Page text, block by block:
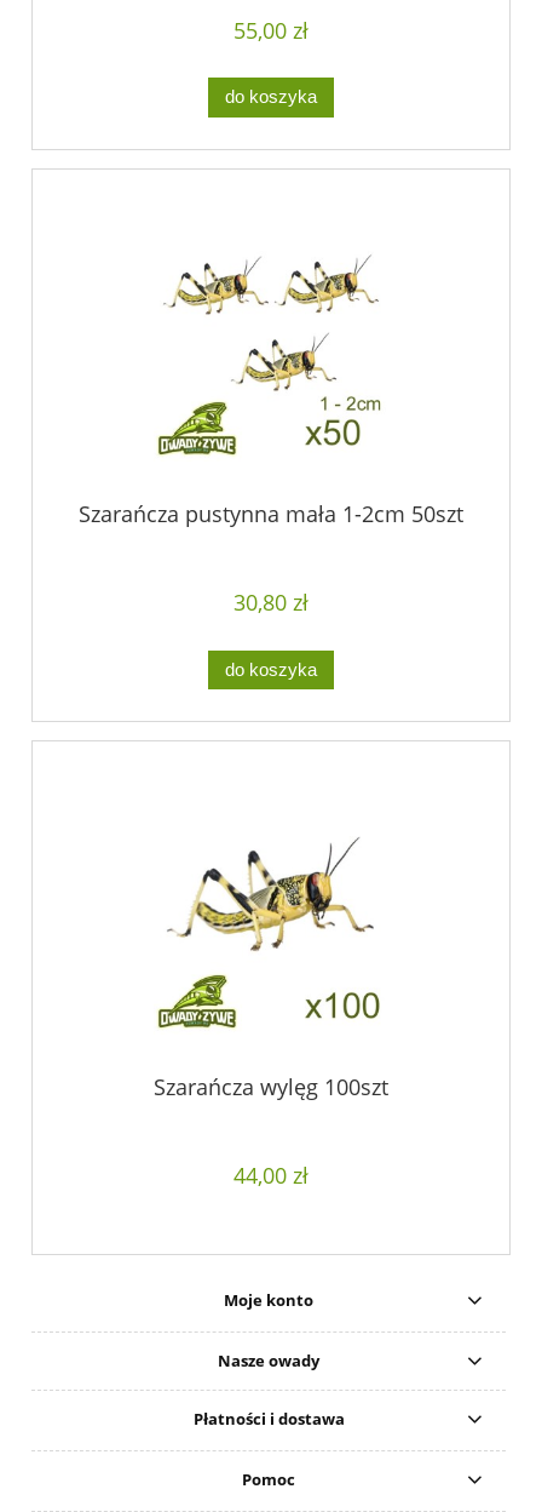
55,00 zł
do koszyka
Szarańcza pustynna mała 1-2cm 50szt
30,80 zł
do koszyka
Szarańcza wylęg 100szt
44,00 zł
Moje konto
Nasze owady
Płatności i dostawa
Pomoc